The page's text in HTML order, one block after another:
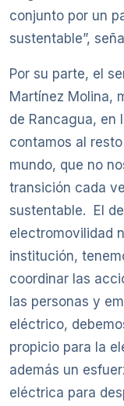
conjunto por un
sustentable”,
Por su parte, el
Martínez Molina,
de Rancagua, en
contamos al
mundo, que no
transición cada
sustentable. El
electromovilidad
institución,
coordinar las
las personas y
eléctrico,
propicio para la
además un
eléctrica para